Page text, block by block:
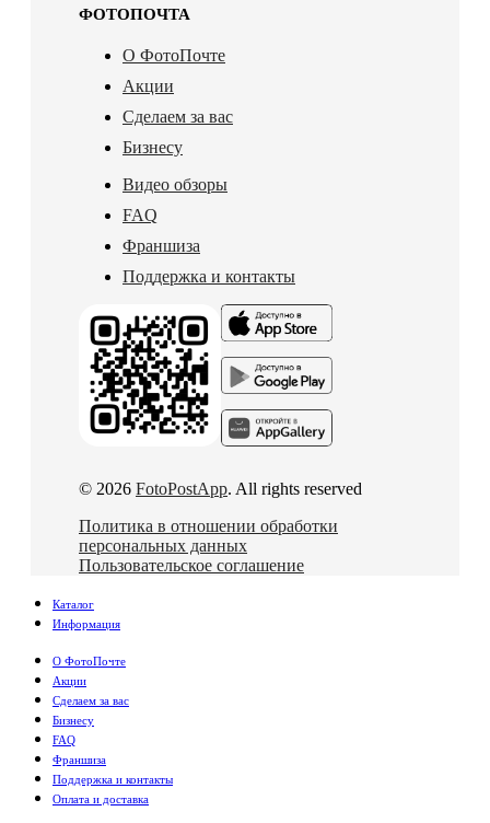
ФОТОПОЧТА
О ФотоПочте
Акции
Сделаем за вас
Бизнесу
Видео обзоры
FAQ
Франшиза
Поддержка и контакты
© 2026 FotoPostApp. All rights reserved
Политика в отношении обработки
персональных данных
Пользовательское соглашение
Каталог
Информация
О ФотоПочте
Акции
Сделаем за вас
Бизнесу
FAQ
Франшиза
Поддержка и контакты
Оплата и доставка